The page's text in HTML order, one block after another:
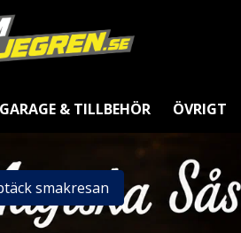
GARAGE & TILLBEHÖR ÖVRIGT
smakresan